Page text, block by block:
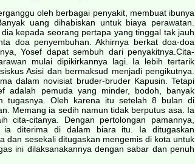
oleh berbagai penyakit, membuat ibunya
uang dihabiskan untuk biaya perawatan.
kepada seorang pertapa yang tinggal tak jauh
doa penyembuhan. Akhirnya berkat doa-doa
Yosef dapat sembuh dari penyakitnya.Cita-
mulai dipikirkannya lagi. Ia lebih tertarik
Asisi dan bermaksud menjadi pengikutnya.
dalam novisiat bruder-bruder Kapusin. Tetapi
adalah pemuda yang minder, bodoh, banyak
tugasnya. Oleh karena itu setelah 8 bulan di
Memang ia sedih namun tidak berputus asa. Ia
cita-citanya. Dengan pertolongan pamannya,
ia diterima di dalam biara itu. Ia ditugaskan
dan sesekali ditugaskan mengemis di kota untuk
ini dilaksanakannya dengan sabar dan penuh